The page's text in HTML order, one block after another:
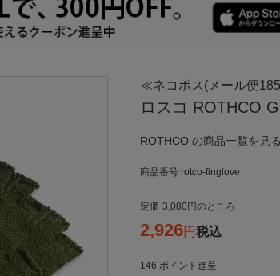
≪ネコポス(メール便
ロスコ ROTHCO
ROTHCO の商品一覧を見
商品番号 rotco-finglove
定価 3,080 のところ
2,926 税込
146 ポイント進呈